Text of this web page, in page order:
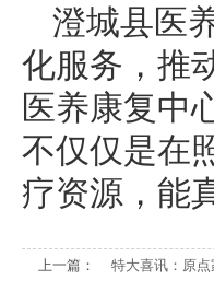
澄城县医
化服务，推
医养康复中
不仅仅是在
疗资源，能
上一篇： 特大喜讯：原